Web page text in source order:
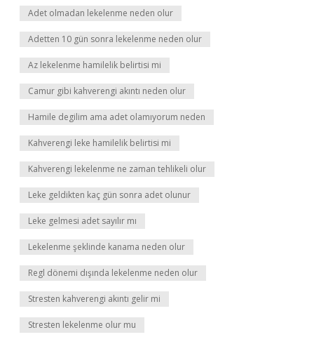
Adet olmadan lekelenme neden olur
Adetten 10 gün sonra lekelenme neden olur
Az lekelenme hamilelik belirtisi mi
Camur gibi kahverengi akıntı neden olur
Hamile degilim ama adet olamıyorum neden
Kahverengi leke hamilelik belirtisi mi
Kahverengi lekelenme ne zaman tehlikeli olur
Leke geldikten kaç gün sonra adet olunur
Leke gelmesi adet sayılır mı
Lekelenme şeklinde kanama neden olur
Regl dönemi dışında lekelenme neden olur
Stresten kahverengi akıntı gelir mi
Stresten lekelenme olur mu